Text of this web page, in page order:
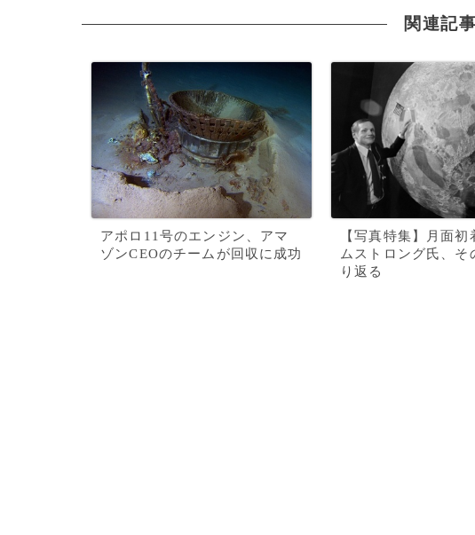
関連記事
アポロ11号のエンジン、アマ
ゾンCEOのチームが回収に成功
【写真特集】月面初
ムストロング氏、そ
り返る